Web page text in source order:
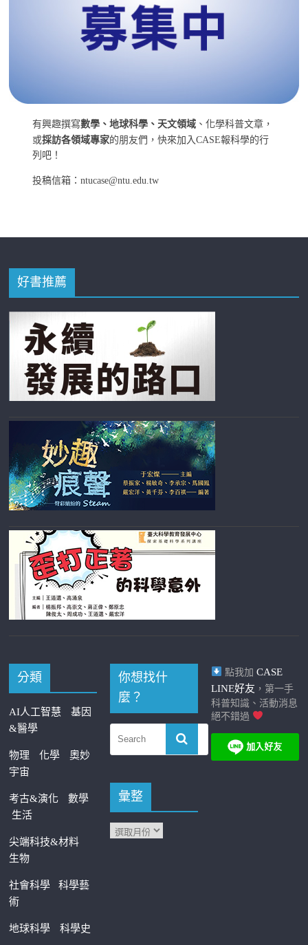
有興趣撰寫數學、地球科學、天文領域 、化學科普文章，
或採訪各領域專家的朋友們，快來加入CASE報科學的行
列吧！
投稿信箱：ntucase@ntu.edu.tw
好書推薦
分類
AI人工智慧
基因
&醫學
物理 化學
奧妙
宇宙
考古&演化
數學
生活
尖端科技&材料
生物
社會科學科學藝
術
地球科學 科學史
你想找什
麼？
彙整
點我加 CASE
LINE好友 ，第一手
科普知識、活動消息
絕不錯過